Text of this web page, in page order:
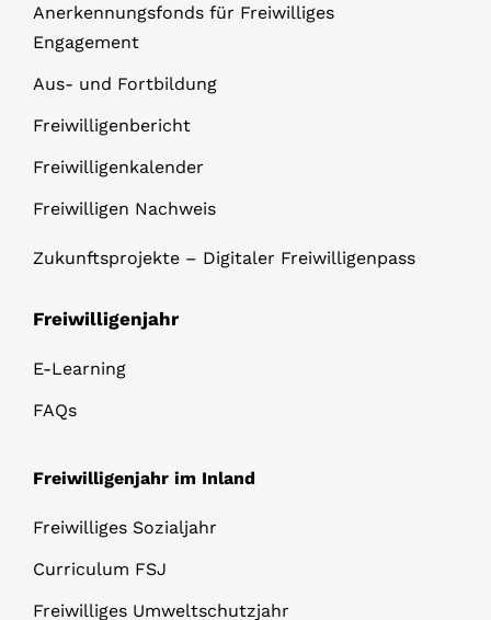
Anerkennungsfonds für Freiwilliges
Engagement
Aus- und Fortbildung
Freiwilligenbericht
Freiwilligenkalender
Freiwilligen Nachweis
Zukunftsprojekte – Digitaler Freiwilligenpass
Freiwilligenjahr
E-Learning
FAQs
Freiwilligenjahr im Inland
Freiwilliges Sozialjahr
Curriculum FSJ
Freiwilliges Umweltschutzjahr